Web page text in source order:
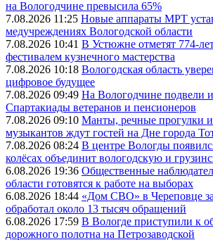
на Вологодчине превысила 65%
7.08.2026 11:25 Новые аппараты МРТ
медучреждениях Вологодской области
7.08.2026 10:41 В Устюжне отметят 774-
фестивалем кузнечного мастерства
7.08.2026 10:18 Вологодская область
цифровое будущее
7.08.2026 09:49 На Вологодчине подвели
Спартакиады ветеранов и пенсионеров
7.08.2026 09:10 Манты, речные прогулки
музыкантов ждут гостей на Дне города
7.08.2026 08:24 В центре Вологды
колёсах объединит вологодскую и
6.08.2026 19:36 Общественные
области готовятся к работе на выборах
6.08.2026 18:44 «Дом СВО» в Череповце
обработал около 13 тысяч обращений
6.08.2026 17:59 В Вологде приступили к
дорожного полотна на Петрозаводской